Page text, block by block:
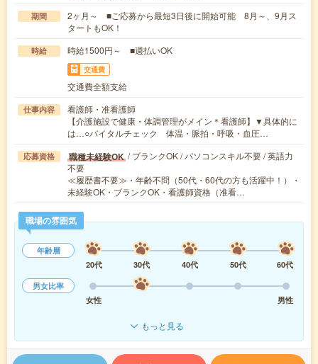
期間
2ヶ月～ ■ご応募から最短3日後に開始可能 8月～、9月ス
タートもOK！
時給 時給1500円～ ■週払いOK
交通費
交通費全額支給
仕事内容
看護師・准看護師
【介護施設で健康・体調管理がメイン＊看護師】▼具体的に
は…○バイタルチェック 体温・脈拍・呼吸・血圧…
応募資格 職種未経験OK / ブランクOK / パソコンスキル不要 / 英語力
不要
≪履歴書不要≫・年齢不問（50代・60代の方も活躍中！）・
未経験OK・ブランクOK・看護師資格（准看…
職場の雰囲気
年齢層
20代
30代 40代 50代
60代
男女比率
女性
男性
もっと見る